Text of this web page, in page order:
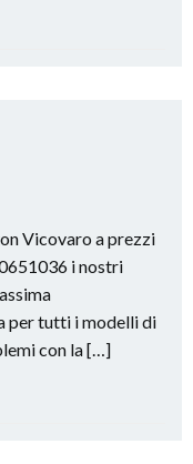
Vicovaro a prezzi
i nostri
per tutti i modelli di
con la […]